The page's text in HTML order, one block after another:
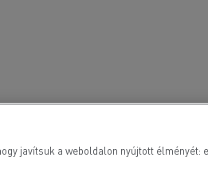
javítsuk a weboldalon nyújtott